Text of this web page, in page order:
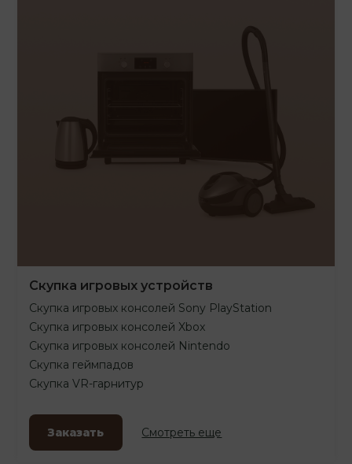
Скупка игровых устройств
Скупка игровых консолей Sony PlayStation
Скупка игровых консолей Xbox
Скупка игровых консолей Nintendo
Скупка геймпадов
Скупка VR-гарнитур
Заказать Смотреть еще